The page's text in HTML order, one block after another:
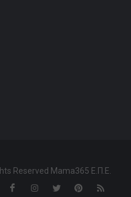
Reserved Mama365 Ε.Π.Ε.